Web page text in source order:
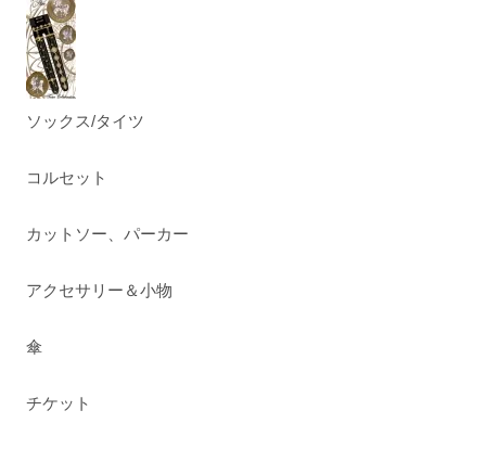
ソックス/タイツ
コルセット
カットソー、パーカー
アクセサリー＆小物
傘
チケット